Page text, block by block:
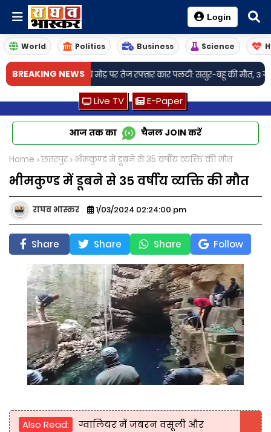
Login
World Politics Business Science
BREAKING NEWS
अवैध शराब• अंधे मोड़ पर तेज रफ्तार कार पलटी: ससुर-बहू की मौत, 3 गंभीर
Live TV E-Paper
आज तक का चैनल JOIN करें
Home छतरपुर भीमकुण्ड में डूबने से 35 वर्षीय व्यक्ति की मौत
भीमकुण्ड में डूबने से 35 वर्षीय व्यक्ति की मौत
राघव भास्कर 1/03/2024 02:24:00 pm
Share Share Share Follow
Also Read:
ग्वालियर में जबरन वसूली और